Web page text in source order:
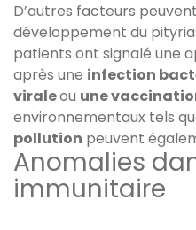
D’autres facteurs
développement du
patients ont signalé une
après une infection
viraleou une
environnementaux tels
pollution peuvent
Anomalies
immunitaire